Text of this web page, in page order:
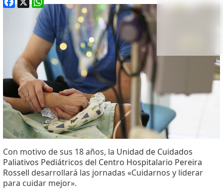
FacebookWhatsApp
Con motivo de sus 18 años, la Unidad de Cuidados
Paliativos Pediátricos del Centro Hospitalario Pereira
Rossell desarrollará las jornadas «Cuidarnos y liderar
para cuidar mejor».